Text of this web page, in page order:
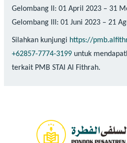
Gelombang II: 01 April 2023 – 31
Gelombang III: 01 Juni 2023 – 21
Silahkan kunjungi https://
+62857-7774-3199untuk
terkait PMB STAI Al Fithrah.